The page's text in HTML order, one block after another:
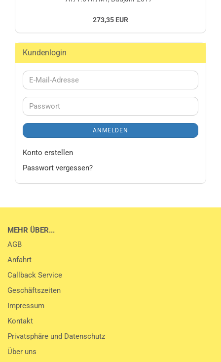
273,35 EUR
Kundenlogin
E-
Mail-
Passwort
ANMELDEN
Konto erstellen
Passwort vergessen?
MEHR ÜBER...
AGB
Anfahrt
Callback Service
Geschäftszeiten
Impressum
Kontakt
Privatsphäre und Datenschutz
Über uns